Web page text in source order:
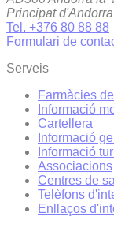
Principat d'Andorra
Tel. +376 80 88 88
Formulari de
Serveis
Farmàcies
Informació
Cartellera
Informació
Informació
Associacions
Centres de
Telèfons
Enllaços